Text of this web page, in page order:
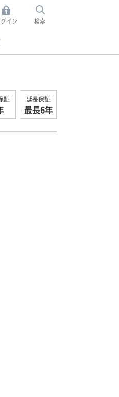
イン 検索
証 延長保証
最長6年